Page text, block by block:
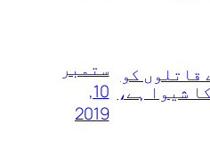
قاتلوں‌ کو
شیوا ہے،
ستمبر
10,
2019